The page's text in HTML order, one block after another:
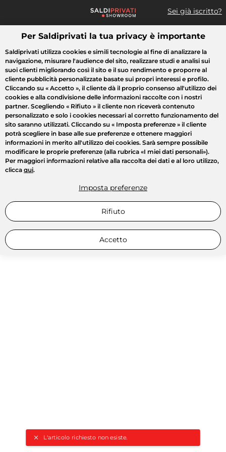
Sei già iscritto?
Cosa cerchi?
L'articolo richiesto non esiste.
Tutte le vendite Moda Casa Bellezza Elettrodomestici
Per Saldiprivati la tua privacy è importante
Saldiprivati utilizza cookies e simili tecnologie al fine di analizzare la
navigazione, misurare l'audience del sito, realizzare studi e analisi sui
suoi clienti migliorando così il sito e il suo rendimento e proporre al
cliente pubblicità personalizzate basate sui propri interessi e profilo.
Cliccando su « Accetto », il cliente dà il proprio consenso all'utilizzo dei
cookies e alla condivisione delle informazioni raccolte con i nostri
partner. Scegliendo « Rifiuto » il cliente non riceverà contenuto
personalizzato e solo i cookies necessari al corretto funzionamento del
sito saranno utilizzati. Cliccando su « Imposta preferenze » il cliente
potrà scegliere in base alle sue preferenze e ottenere maggiori
informazioni in merito all'utilizzo dei cookies. Sarà sempre possibile
modificare le proprie preferenze (alla rubrica «I miei dati personali»).
Per maggiori informazioni relative alla raccolta dei dati e al loro utilizzo,
clicca qui.
Imposta preferenze
Rifiuto
Accetto